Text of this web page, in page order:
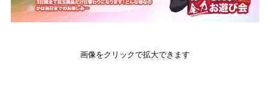
画像をクリックで拡大できます